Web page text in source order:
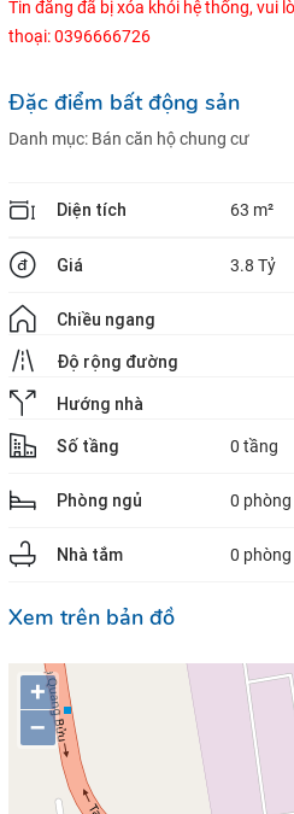
Tin đăng đã bị xóa khỏi hệ thống, vui
thoại: 0396666726
Đặc điểm bất động sản
Danh mục: Bán căn hộ chung cư
Diện tích 63 m²
Giá 3.8 Tỷ
Chiều ngang
Độ rộng đường
Hướng nhà
Số tầng
0 tầng
Phòng ngủ 0 phòng
Nhà tắm 0 phòng
Xem trên bản đồ
+
–